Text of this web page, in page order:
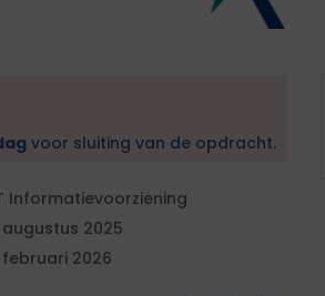
voor sluiting van de opdracht.
Informatievoorziening
2025
februari 2026